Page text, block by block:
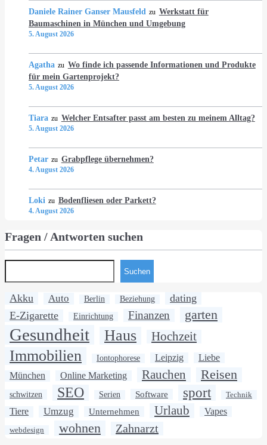
Daniele Rainer Ganser Mausfeld zu Werkstatt für
Baumaschinen in München und Umgebung
5. August 2026
Agatha zu Wo finde ich passende Informationen und Produkte
für mein Gartenprojekt?
5. August 2026
Tiara zu Welcher Entsafter passt am besten zu meinem Alltag?
5. August 2026
Petar zu Grabpflege übernehmen?
4. August 2026
Loki zu Bodenfliesen oder Parkett?
4. August 2026
Fragen / Antworten suchen
Suchen
Akku Auto Berlin Beziehung
dating
E-Zigarette
Einrichtung Finanzen garten
Gesundheit Haus Hochzeit
Immobilien Iontophorese Leipzig Liebe
München Online Marketing Rauchen Reisen
schwitzen SEO Serien Software sport Technik
Tiere Umzug Unternehmen Urlaub Vapes
webdesign wohnen Zahnarzt